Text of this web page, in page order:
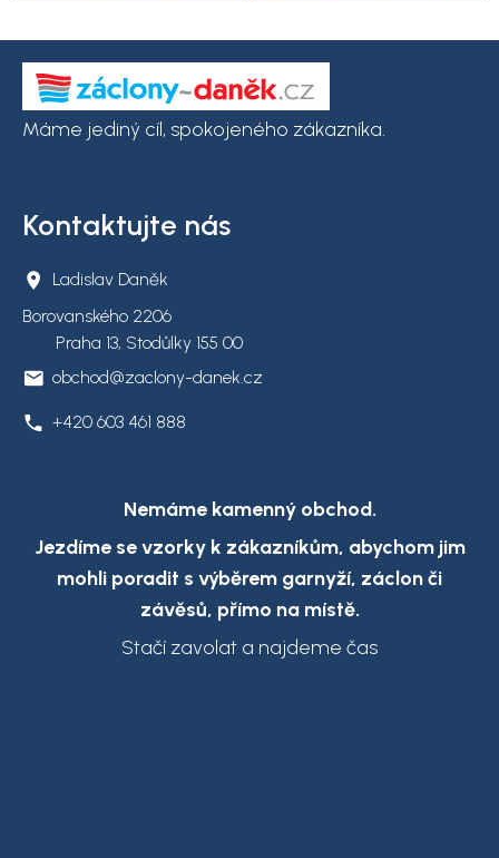
Máme jediný cíl, spokojeného zákazníka.
Kontaktujte nás
Ladislav Daněk
Borovanského 2206
Praha 13, Stodůlky 155 00
obchod@zaclony-danek.cz
+420 603 461 888
Nemáme kamenný obchod.
Jezdíme se vzorky k zákazníkům, abychom jim
mohli poradit s výběrem garnyží, záclon či
závěsů, přímo na místě.
Stačí zavolat a najdeme čas